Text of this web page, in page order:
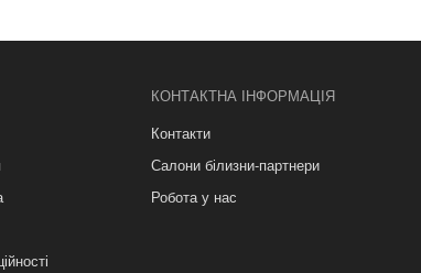
КОНТАКТНА ІНФОРМАЦІЯ
Контакти
Салони білизни-партнери
Робота у нас